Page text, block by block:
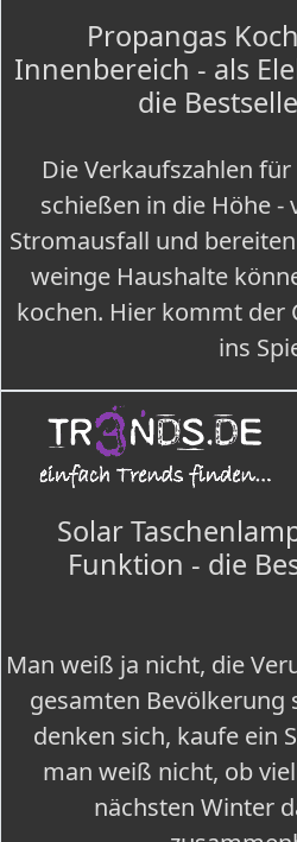
Propangas
Innenbereich - als
die
Die Verkaufszahlen
schießen in die Höhe -
Stromausfall und
weinge Haushalte
kochen. Hier kommt der
ins
Solar
Funktion - die
Man weiß ja nicht, die
gesamten Bevölkerung
denken sich, kaufe ein
man weiß nicht, ob
nächsten Winter